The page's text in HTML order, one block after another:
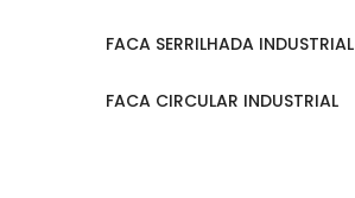
FACA SERRILHADA INDUSTRIAL
FACA CIRCULAR INDUSTRIAL